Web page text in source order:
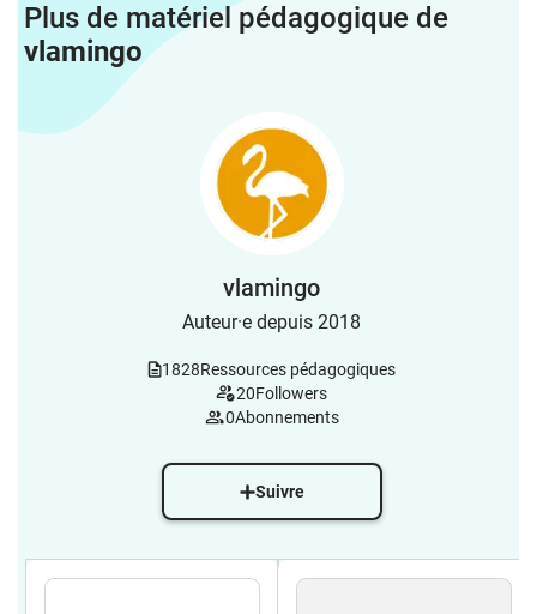
Plus de matériel pédagogique de
vlamingo
vlamingo
Auteur·e depuis 2018
1828Ressources pédagogiques
20Followers
0Abonnements
Suivre